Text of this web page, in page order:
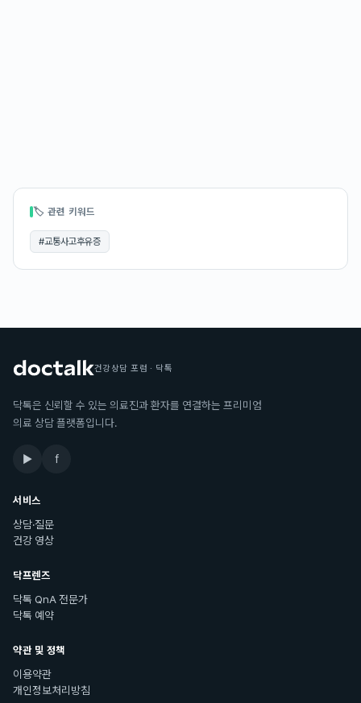
🏷 관련 키워드
#교통사고후유증
건강상담 포럼 · 닥톡
닥톡은 신뢰할 수 있는 의료진과 환자를 연결하는 프리미엄
의료 상담 플랫폼입니다.
▶ f
서비스
상담·질문
건강 영상
닥프렌즈
닥톡 QnA 전문가
닥톡 예약
약관 및 정책
이용약관
개인정보처리방침